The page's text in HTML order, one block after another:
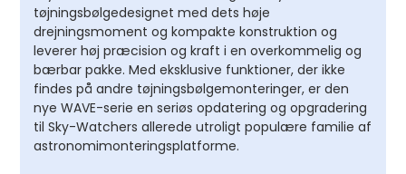
tøjningsbølgedesignet med dets høje
drejningsmoment og kompakte konstruktion og
leverer høj præcision og kraft i en overkommelig og
bærbar pakke. Med eksklusive funktioner, der ikke
findes på andre tøjningsbølgemonteringer, er den
nye WAVE-serie en seriøs opdatering og opgradering
til Sky-Watchers allerede utroligt populære familie af
astronomimonteringsplatforme.